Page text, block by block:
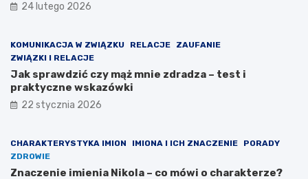
24 lutego 2026
KOMUNIKACJA W ZWIĄZKU RELACJE
ZAUFANIE
ZWIĄZKI I RELACJE
Jak sprawdzić czy mąż mnie zdradza – test i
praktyczne wskazówki
22 stycznia 2026
CHARAKTERYSTYKA IMION IMIONA I ICH ZNACZENIE
PORADY
ZDROWIE
Znaczenie imienia Nikola – co mówi o charakterze?